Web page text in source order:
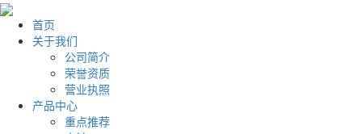
首页
关于我们
公司简介
荣誉资质
营业执照
产品中心
重点推荐